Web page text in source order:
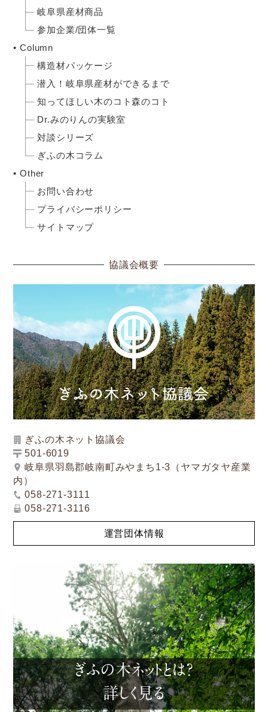
岐阜県産材商品
参加企業/団体一覧
Column
構造材パッケージ
潜入！岐阜県産材ができるまで
知ってほしい木のコト森のコト
Dr.みのりんの実験室
対談シリーズ
ぎふの木コラム
Other
お問い合わせ
プライバシーポリシー
サイトマップ
協議会概要
ぎふの木ネット協議会
501-6019
岐阜県羽島郡岐南町みやまち1-3（ヤマガタヤ産業
内）
058-271-3111
058-271-3116
運営団体情報